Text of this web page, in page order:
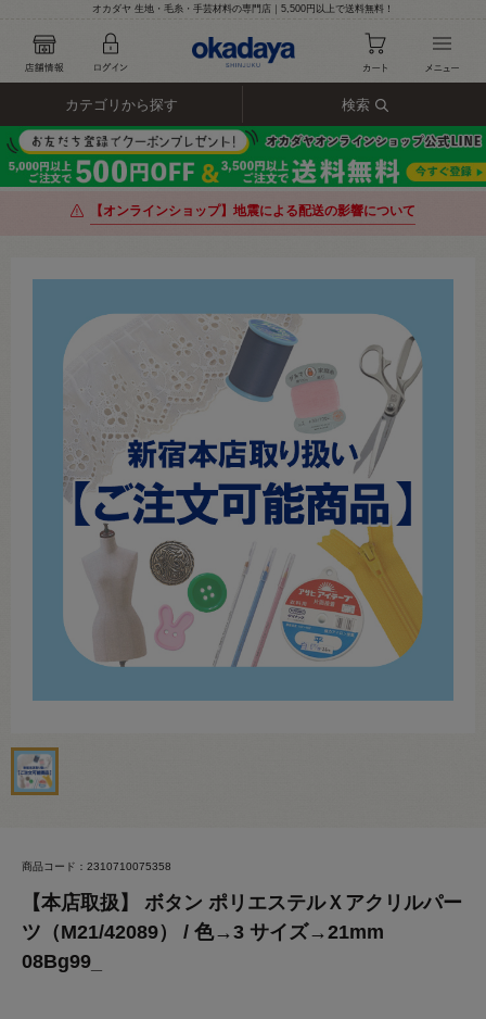
オカダヤ 生地・毛糸・手芸材料の専門店｜5,500円以上で送料無料！
カテゴリから探す 検索
【オンラインショップ】地震による配送の影響について
商品コード：2310710075358
【本店取扱】 ボタン ポリエステルＸアクリルパー
ツ（M21/42089） / 色→3 サイズ→21mm
08Bg99_